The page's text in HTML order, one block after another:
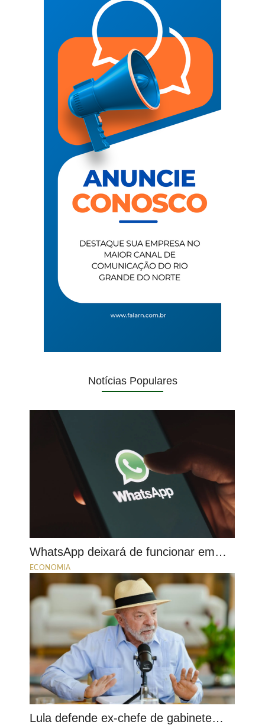
Notícias Populares
WhatsApp deixará de funcionar em…
ECONOMIA
Lula defende ex-chefe de gabinete…